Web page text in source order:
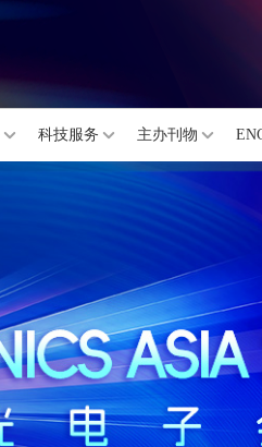
科技服务 主办刊物